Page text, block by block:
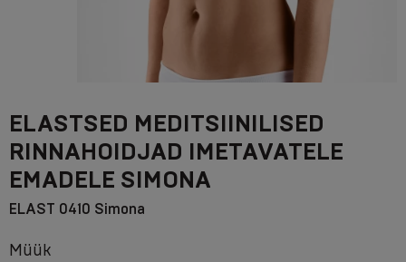
ELASTSED MEDITSIINILISED
RINNAHOIDJAD IMETAVATELE
EMADELE SIMONA
ELAST 0410 Simona
Müük